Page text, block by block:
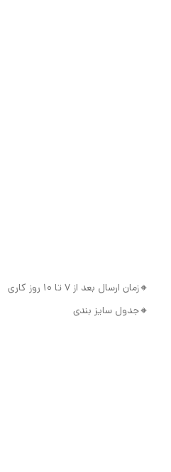
🔸️زمان ارسال بعد از ۷ تا 10 روز کاری
🔸️جدول سایز بندی